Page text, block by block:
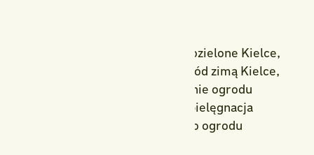
Słowa kluczowe: rośliny zimozielone Kielce,
co sadzić jesienią Kielce, ogród zimą Kielce,
żywopłot Kielce, projektowanie ogrodu
Kielce, Polska Flora Kielce, pielęgnacja
ogrodu, rośliny całoroczne do ogrodu